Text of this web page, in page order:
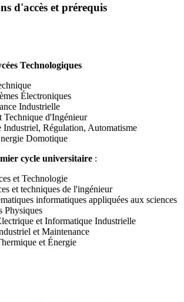
d'accès et prérequis
Technologiques
Électroniques
Industrielle
Technique d'Ingénieur
Régulation, Automatisme
Domotique
cycle universitaire :
et Technologie
et techniques de l'ingénieur
informatiques appliquées aux sciences
Physiques
et Informatique Industrielle
et Maintenance
et Énergie